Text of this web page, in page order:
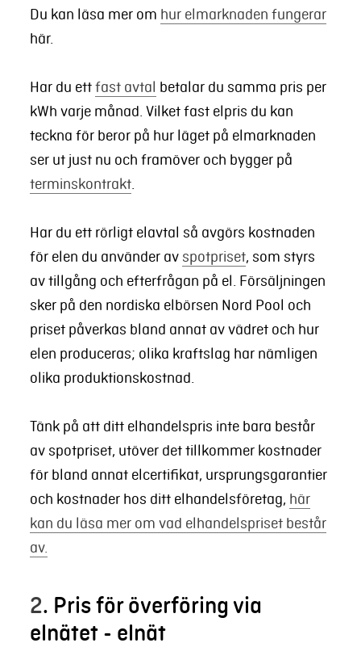
Du kan läsa mer om hur elmarknaden fungerar
här.
Har du ettfast avtal betalar du samma pris per
kWh varje månad. Vilket fast elpris du kan
teckna för beror på hur läget på elmarknaden
ser ut just nu och framöver och bygger på
terminskontrakt.
Har du ett rörligt elavtal så avgörs kostnaden
för elen du använder av spotpriset, som styrs
av tillgång och efterfrågan på el. Försäljningen
sker på den nordiska elbörsen Nord Pool och
priset påverkas bland annat av vädret och hur
elen produceras; olika kraftslag har nämligen
olika produktionskostnad.
Tänk på att ditt elhandelspris inte bara består
av spotpriset, utöver det tillkommer kostnader
för bland annat elcertifikat, ursprungsgarantier
och kostnader hos ditt elhandelsföretag, här
kan du läsa mer om vad elhandelspriset består
av.
2. Pris för överföring via
elnätet - elnät